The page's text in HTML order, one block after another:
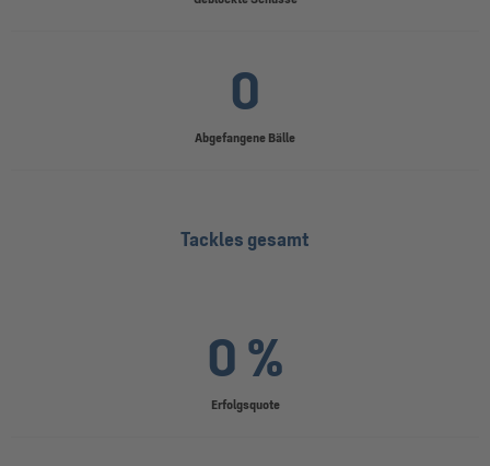
Abgefangene Bälle
0
Tackles gesamt
Erfolgsquote
0 %